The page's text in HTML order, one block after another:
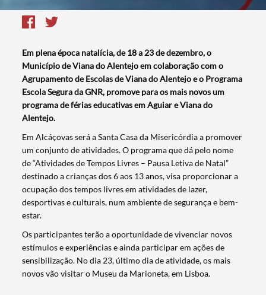
Em plena época natalícia, de 18 a 23 de dezembro, o
Município de Viana do Alentejo em colaboração com o
Agrupamento de Escolas de Viana do Alentejo e o Programa
Escola Segura da GNR, promove para os mais novos um
programa de férias educativas em Aguiar e Viana do
Alentejo.
​​Em Alcáçovas será a Santa Casa da Misericórdia a promover
um conjunto de atividades. O programa que dá pelo nome
de “Atividades de Tempos Livres – Pausa Letiva de Natal”
destinado a crianças dos 6 aos 13 anos, visa proporcionar a
ocupação dos tempos livres em atividades de lazer,
desportivas e culturais, num ambiente de segurança e bem-
estar.
Os participantes terão a oportunidade de vivenciar novos
estímulos e experiências e ainda participar em ações de
sensibilização. No dia 23, último dia de atividade, os mais
novos vão visitar o Museu da Marioneta, em Lisboa.